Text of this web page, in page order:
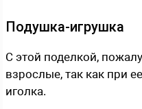
Подушка-игрушка
С этой поделкой,
взрослые, так как при
иголка.